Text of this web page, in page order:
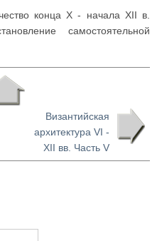
конца X - начала XII в.
самостоятельной
Византийская
архитектура VI -
XII вв. Часть V